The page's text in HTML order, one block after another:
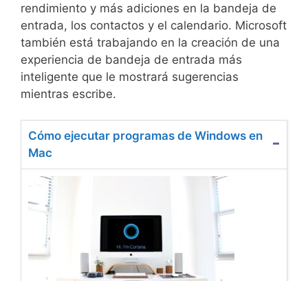
rendimiento y más adiciones en la bandeja de
entrada, los contactos y el calendario. Microsoft
también está trabajando en la creación de una
experiencia de bandeja de entrada más
inteligente que le mostrará sugerencias
mientras escribe.
Cómo ejecutar programas de Windows en
Mac